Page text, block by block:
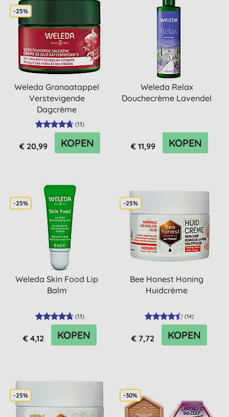
-25%
Weleda Granaatappel
Verstevigende
Dagcrème
(13)
€ 20,99 KOPEN
Weleda Relax
Douchecrème Lavendel
€ 11,99 KOPEN
-25%
Weleda Skin Food Lip
Balm
(13)
€ 4,12 KOPEN
-25%
Bee Honest Honing
Huidcrème
(14)
€ 7,72 KOPEN
-25% -30%